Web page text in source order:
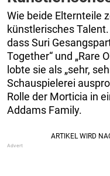
Wie beide Elternteile
künstlerisches
dass Suri
Together“ und „Rare
lobte sie als „sehr,
Schauspielerei
Rolle der Morticia in
Addams Family.